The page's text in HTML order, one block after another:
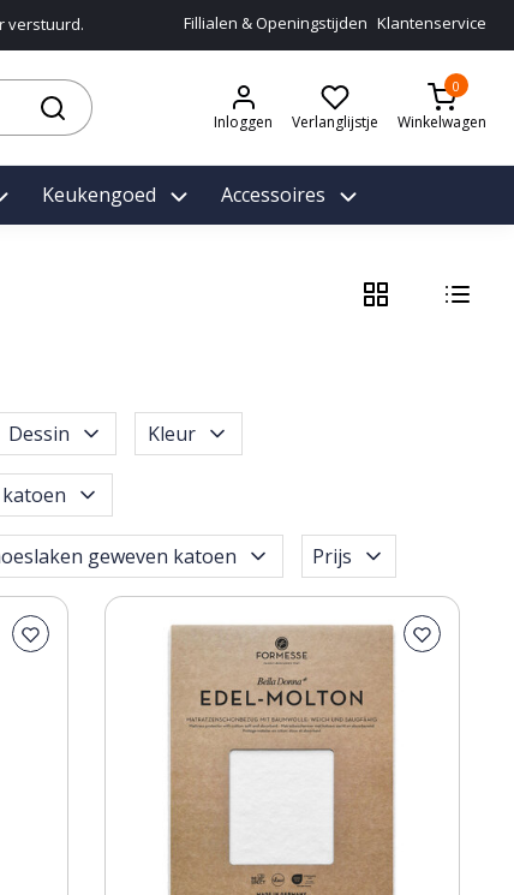
verstuurd. Fillialen & Openingstijden Klantenservice
Inloggen Verlanglijstje
0
Winkelwagen
Keukengoed Accessoires
Dessin Kleur
geweven katoen Prijs